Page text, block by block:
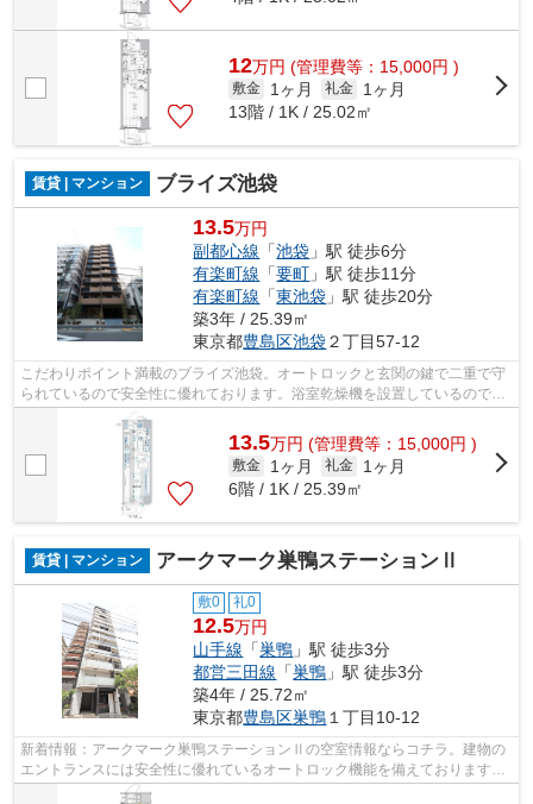
12万円 (管理費等：15,000円 )
敷金 1ヶ月 礼金
1ヶ月
13階 / 1K / 25.02㎡
賃貸 | マンション ブライズ池袋
13.5万円
副都心線 「池袋 」駅 徒歩6分
有楽町線 「要町 」駅 徒歩11分
有楽町線 「東池袋 」駅 徒歩20分
築3年 / 25.39㎡
東京都豊島区池袋２丁目57-12
こだわりポイント満載のブライズ池袋。オートロックと玄関の鍵で二重で守
られているので安全性に優れております。浴室乾燥機を設置しているので、
すぐに湿気を除去できてカビや雑菌な...
13.5万円 (管理費等：15,000円 )
敷金 1ヶ月 礼金
1ヶ月
6階 / 1K / 25.39㎡
賃貸 | マンション アークマーク巣鴨ステーションⅡ
敷0 礼0
12.5万円
山手線 「巣鴨 」駅 徒歩3分
都営三田線 「巣鴨 」駅 徒歩3分
築4年 / 25.72㎡
東京都豊島区巣鴨 １丁目10-12
新着情報：アークマーク巣鴨ステーションⅡの空室情報ならコチラ。建物の
エントランスには安全性に優れているオートロック機能を備えております。
共用部には宅配ボックスが備え付けられ...